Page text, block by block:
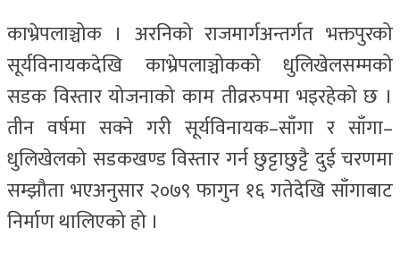
काभ्रेपलाञ्चोक । अरनिको राजमार्गअन्तर्गत भक्तपुरको
सूर्यविनायकदेखि काभ्रेपलाञ्चोकको धुलिखेलसम्मको
सडक विस्तार योजनाको काम तीव्ररुपमा भइरहेको छ ।
तीन वर्षमा सक्ने गरी सूर्यविनायक–साँगा र साँगा–
धुलिखेलको सडकखण्ड विस्तार गर्न छुट्टाछुट्टै दुई चरणमा
सम्झौता भएअनुसार २०७९ फागुन १६ गतेदेखि साँगाबाट
निर्माण थालिएको हो ।